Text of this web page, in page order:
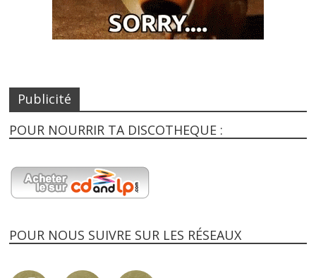
Publicité
POUR NOURRIR TA DISCOTHEQUE :
POUR NOUS SUIVRE SUR LES RÉSEAUX